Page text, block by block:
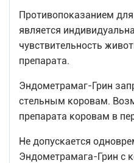
Противопоказанием
является
чувствительность
препарата.
Эндометрамаг-Грин
стельным коровам.
препарата коровам в
Не допускается
Эндометрамага-Грин с